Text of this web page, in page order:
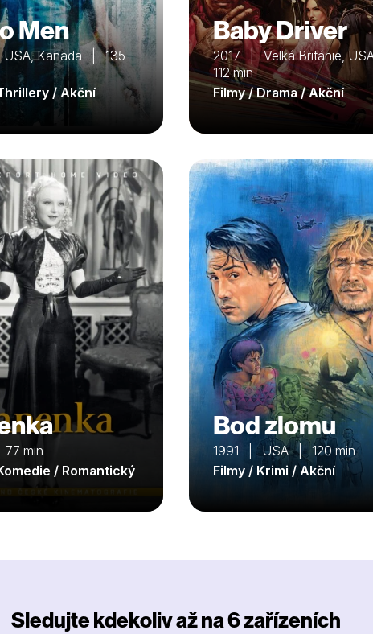
Men
Kanada | 135
/ Akční
Baby Driver
2017 | Velká Británie,
112 min
Filmy / Drama / Akční
min
/ Romantický
Bod zlomu
1991 | USA | 120 min
Filmy / Krimi / Akční
Sledujte kdekoliv až na 6 zařízeních